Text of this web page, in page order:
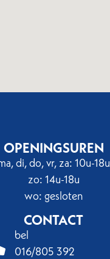
OPENINGSUREN
di, do, vr, za: 10u-18u
zo: 14u-18u
wo: gesloten
CONTACT
bel
016/805 392